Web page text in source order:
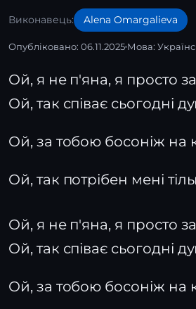
Виконавець: Alena Omargalieva
Опубліковано: 06.11.2025 Мова:
Ой, я не п'яна, я просто
Ой, так співає сьогодні
Ой, за тобою босоніж на
Ой, так потрібен мені
Ой, я не п'яна, я просто
Ой, так співає сьогодні
Ой, за тобою босоніж на